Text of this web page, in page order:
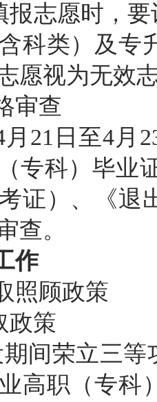
报志愿时，
科类）及专
愿视为无效
审查
月21日至4月
专科）毕业
证）、《退
查。
作
照顾政策
政策
期间荣立三
高职（专科